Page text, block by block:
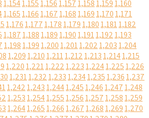
1,1541,1551,1561,1571,1581,1591,160
1,1651,1661,1671,1681,1691,1701,171
1,1761,1771,1781,1791,1801,1811,182
1,1871,1881,1891,1901,1911,1921,193
1,1981,1991,2001,2011,2021,2031,204
1,2091,2101,2111,2121,2131,2141,215
1,2201,2211,2221,2231,2241,2251,226
1,2311,2321,2331,2341,2351,2361,237
1,2421,2431,2441,2451,2461,2471,248
1,2531,2541,2551,2561,2571,2581,259
1,2641,2651,2661,2671,2681,2691,270